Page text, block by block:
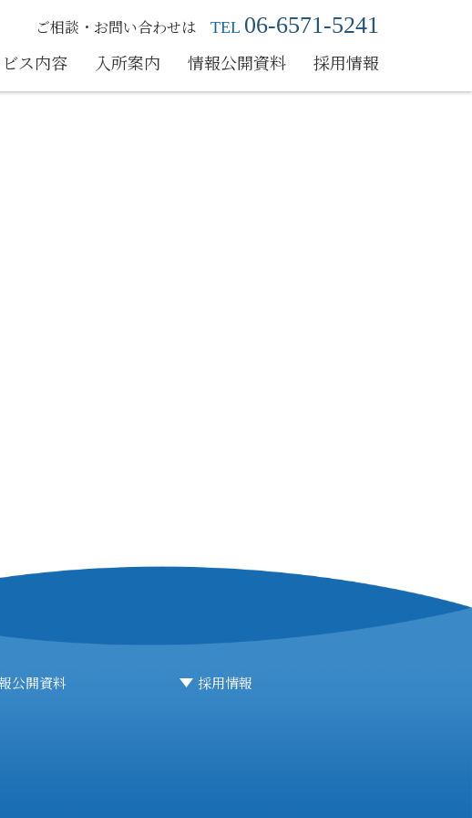
ご相談・お問い合わせはTEL 06-6571-5241
ス内容 入所案内 情報公開資料 採用情報
公開資料 採用情報